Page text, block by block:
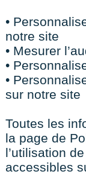
•
notre site
• Mesurer
•
•
sur notre site
Toutes les
la page de
l’utilisation
accessibles